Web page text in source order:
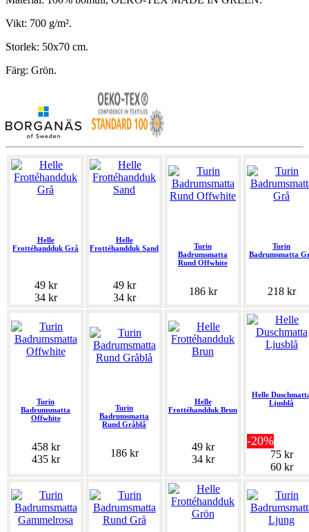
Vikt: 700 g/m².
Storlek: 50x70 cm.
Färg: Grön.
Helle
Frottéhandduk Grå
49 kr
34 kr
Helle
Frottéhandduk Sand
49 kr
34 kr
Turin
Badrumsmatta
Rund Offwhite
186 kr
Turin
Badrumsmatta
218 kr
Turin
Badrumsmatta
Offwhite
458 kr
435 kr
Turin
Badrumsmatta
Rund Gråblå
186 kr
Helle
Frottéhandduk Brun
49 kr
34 kr
Helle
Ljusblå
-20%
75 kr
60 kr